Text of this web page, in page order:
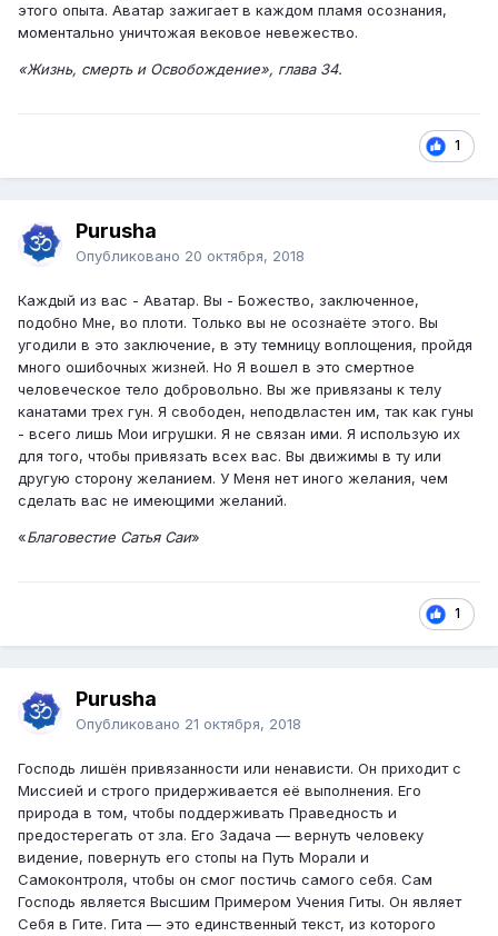
этого опыта. Аватар зажигает в каждом пламя осознания,
моментально уничтожая вековое невежество.
«Жизнь, смерть и Освобождение», глава 34.
1
Purusha
Опубликовано 20 октября, 2018
Каждый из вас - Аватар. Вы - Божество, заключенное,
подобно Мне, во плоти. Только вы не осознаёте этого. Вы
угодили в это заключение, в эту темницу воплощения, пройдя
много ошибочных жизней. Но Я вошел в это смертное
человеческое тело добровольно. Вы же привязаны к телу
канатами трех гун. Я свободен, неподвластен им, так как гуны
- всего лишь Мои игрушки. Я не связан ими. Я использую их
для того, чтобы привязать всех вас. Вы движимы в ту или
другую сторону желанием. У Меня нет иного желания, чем
сделать вас не имеющими желаний.
«Благовестие Сатья Саи»
1
Purusha
Опубликовано 21 октября, 2018
Господь лишён привязанности или ненависти. Он приходит с
Миссией и строго придерживается её выполнения. Его
природа в том, чтобы поддерживать Праведность и
предостерегать от зла. Его Задача — вернуть человеку
видение, повернуть его стопы на Путь Морали и
Самоконтроля, чтобы он смог постичь самого себя. Сам
Господь является Высшим Примером Учения Гиты. Он являет
Себя в Гите. Гита — это единственный текст, из которого